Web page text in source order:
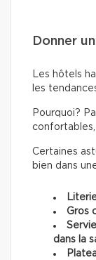
Donner
Les hôtels
les
Pourquoi?
Certaines
bien dans
Gros
dans la